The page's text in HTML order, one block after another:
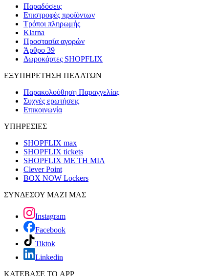
Παραδόσεις
Επιστροφές προϊόντων
Τρόποι πληρωμής
Klarna
Προστασία αγορών
Άρθρο 39
Δωροκάρτες SHOPFLIX
ΕΞΥΠΗΡΕΤΗΣΗ ΠΕΛΑΤΩΝ
Παρακολούθηση Παραγγελίας
Συχνές ερωτήσεις
Επικοινωνία
ΥΠΗΡΕΣΙΕΣ
SHOPFLIX max
SHOPFLIX tickets
SHOPFLIX ΜΕ ΤΗ ΜΙΑ
Clever Point
BOX NOW Lockers
ΣΥΝΔΕΣΟΥ ΜΑΖΙ ΜΑΣ
Instagram
Facebook
Tiktok
Linkedin
ΚΑΤΕΒΑΣΕ ΤΟ APP